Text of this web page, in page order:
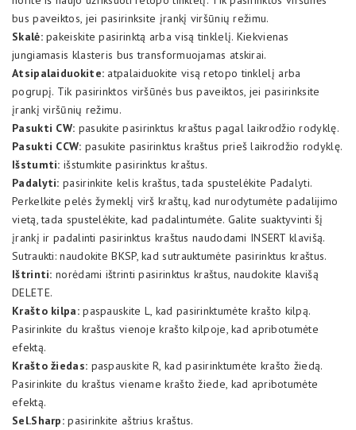
bus paveiktos, jei pasirinksite įrankį viršūnių režimu.
Skalė:pakeiskite pasirinktą arba visą tinklelį. Kiekvienas
jungiamasis klasteris bus transformuojamas atskirai.
Atsipalaiduokite: atpalaiduokite visą retopo tinklelį arba
pogrupį. Tik pasirinktos viršūnės bus paveiktos, jei pasirinksite
įrankį viršūnių režimu.
Pasukti CW: pasukite pasirinktus kraštus pagal laikrodžio rodyklę.
Pasukti CCW: pasukite pasirinktus kraštus prieš laikrodžio rodyklę.
Išstumti: išstumkite pasirinktus kraštus.
Padalyti: pasirinkite kelis kraštus, tada spustelėkite Padalyti.
Perkelkite pelės žymeklį virš kraštų, kad nurodytumėte padalijimo
vietą, tada spustelėkite, kad padalintumėte. Galite suaktyvinti šį
įrankį ir padalinti pasirinktus kraštus naudodami INSERT klavišą.
Sutraukti: naudokite BKSP, kad sutrauktumėte pasirinktus kraštus.
Ištrinti: norėdami ištrinti pasirinktus kraštus, naudokite klavišą
DELETE.
Krašto kilpa:paspauskite L, kad pasirinktumėte krašto kilpą.
Pasirinkite du kraštus vienoje krašto kilpoje, kad apribotumėte
efektą.
Krašto žiedas: paspauskite R, kad pasirinktumėte krašto žiedą.
Pasirinkite du kraštus viename krašto žiede, kad apribotumėte
efektą.
Sel.Sharp: pasirinkite aštrius kraštus.